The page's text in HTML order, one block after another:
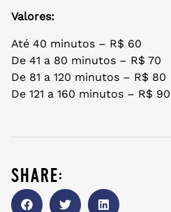
Valores:
Até 40 minutos – R$ 60
De 41 a 80 minutos – R$ 70
De 81 a 120 minutos – R$ 80
De 121 a 160 minutos – R$ 90
share: